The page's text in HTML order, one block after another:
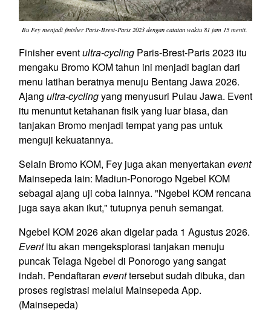
Bu Fey menjadi finisher Paris-Brest-Paris 2023 dengan catatan waktu 81 jam 15 menit.
Finisher eventultra-cycling Paris-Brest-Paris 2023 itu
mengaku Bromo KOM tahun ini menjadi bagian dari
menu latihan beratnya menuju Bentang Jawa 2026.
Ajang ultra-cyclingyang menyusuri Pulau Jawa. Event
itu menuntut ketahanan fisik yang luar biasa, dan
tanjakan Bromo menjadi tempat yang pas untuk
menguji kekuatannya.
Selain Bromo KOM, Fey juga akan menyertakan event
Mainsepeda lain: Madiun-Ponorogo Ngebel KOM
sebagai ajang uji coba lainnya. "Ngebel KOM rencana
juga saya akan ikut," tutupnya penuh semangat.
Ngebel KOM 2026 akan digelar pada 1 Agustus 2026.
Eventitu akan mengeksplorasi tanjakan menuju
puncak Telaga Ngebel di Ponorogo yang sangat
indah. Pendaftaran eventtersebut sudah dibuka, dan
proses registrasi melalui Mainsepeda App.
(Mainsepeda)